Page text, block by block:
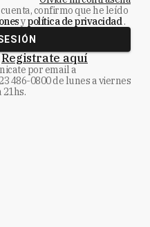
confirmo que he leído
ypolítica de privacidad.
Registrate aquí
por email a
486-0800de lunes a viernes
21hs.